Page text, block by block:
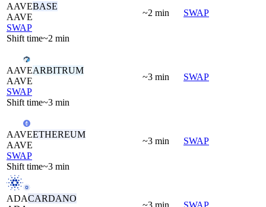
AAVEBASE
AAVE
SWAP
Shift time~2 min
~2 min SWAP
AAVEARBITRUM
AAVE
SWAP
Shift time~3 min
~3 min SWAP
AAVEETHEREUM
AAVE
SWAP
Shift time~3 min
~3 min SWAP
ADACARDANO
~3 min SWAP